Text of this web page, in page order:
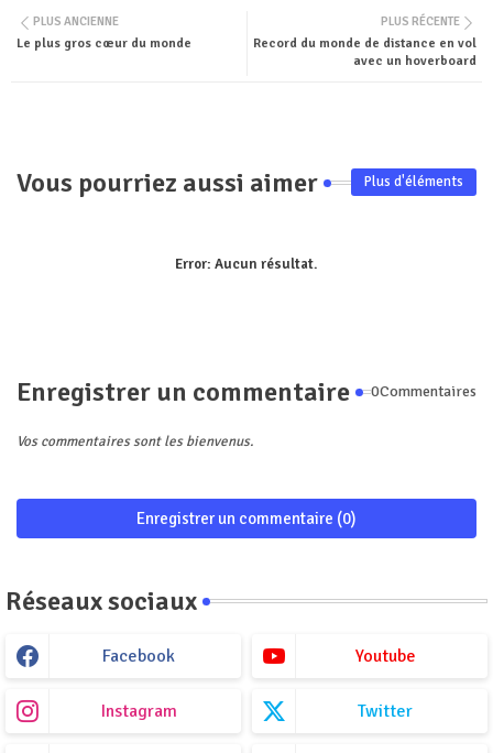
tsa
PLUS RÉCENTE
Record du monde de distance en vol
avec un hoverboard
PLUS ANCIENNE
Le plus gros cœur du monde
Vous pourriez aussi aimer Plus d'éléments
Error: Aucun résultat.
Enregistrer un commentaire 0Commentaires
Vos commentaires sont les bienvenus.
Enregistrer un commentaire (0)
Réseaux sociaux
Facebook Youtube
Instagram Twitter